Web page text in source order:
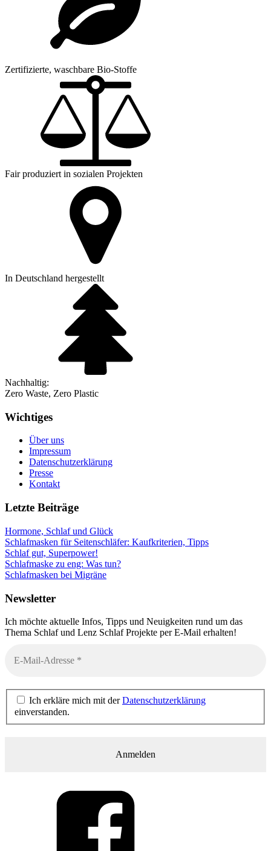
Zertifizierte, waschbare Bio-Stoffe
Fair produziert in sozialen Projekten
In Deutschland hergestellt
Nachhaltig:
Zero Waste, Zero Plastic
Wichtiges
Über uns
Impressum
Datenschutzerklärung
Presse
Kontakt
Letzte Beiträge
Hormone, Schlaf und Glück
Schlafmasken für Seitenschläfer: Kaufkriterien, Tipps
Schlaf gut, Superpower!
Schlafmaske zu eng: Was tun?
Schlafmasken bei Migräne
Newsletter
Ich möchte aktuelle Infos, Tipps und Neuigkeiten rund um das
Thema Schlaf und Lenz Schlaf Projekte per E-Mail erhalten!
Ich erkläre mich mit derDatenschutzerklärung
einverstanden.